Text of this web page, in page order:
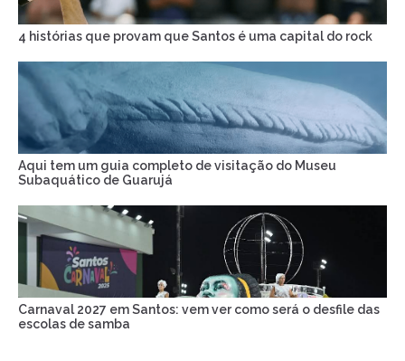
4 histórias que provam que Santos é uma capital do rock
Aqui tem um guia completo de visitação do Museu
Subaquático de Guarujá
Carnaval 2027 em Santos: vem ver como será o desfile das
escolas de samba